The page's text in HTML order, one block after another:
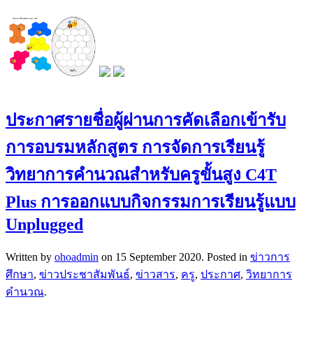
ประกาศรายชื่อผู้ผ่านการคัดเลือกเข้ารับ
การอบรมหลักสูตร การจัดการเรียนรู้
วิทยาการคำนวณสำหรับครูขั้นสูง C4T
Plus การออกแบบกิจกรรมการเรียนรู้แบบ
Unplugged
Written by ohoadmin on 15 September 2020. Posted in ข่าวการ
ศึกษา, ข่าวประชาสัมพันธ์, ข่าวสาร, ครู, ประกาศ, วิทยาการ
คำนวณ.